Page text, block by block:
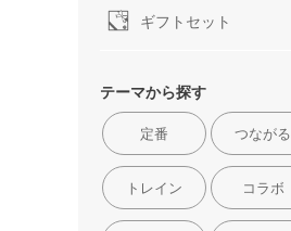
ギフトセット
テーマから探す
定番 つながる
トレイン コラボ